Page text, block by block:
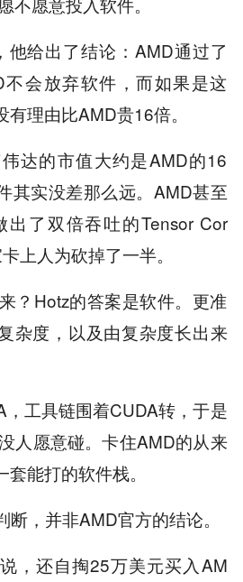
他给出了结论：AMD通过了
会放弃软件，而如果是这
理由比AMD贵16倍。
达的市值大约是AMD的16
其实没差那么远。AMD甚至
出了双倍吞吐的Tensor Cor
上人为砍掉了一半。
？Hotz的答案是软件。更准
杂度，以及由复杂度长出来
工具链围着CUDA转，于是
人愿意碰。卡住AMD的从来
能打的软件栈。
，并非AMD官方的结论。
，还自掏25万美元买入AM